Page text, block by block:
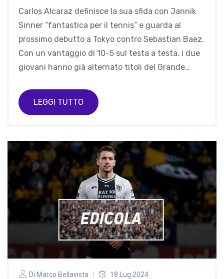
Carlos Alcaraz definisce la sua sfida con Jannik
Sinner “fantastica per il tennis” e guarda al
prossimo debutto a Tokyo contro Sebastian Baez.
Con un vantaggio di 10-5 sul testa a testa, i due
giovani hanno già alternato titoli del Grande
slam di Djokovic. La rivalità, soprannominata
“Sincaraz”, è descritta come potenzialmente
LEGGI TUTTO
Di Marco Bellavista 18 Lug 2024